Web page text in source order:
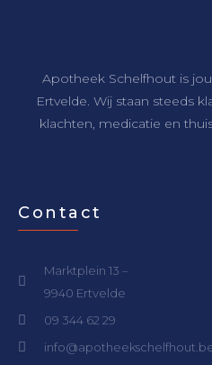
Apotheek Schelfhout is
Ertvelde. Wij staan steeds
klachten, medicatie en
Contact
Marktplein 13 –
9940 Ertvelde
09 344 62 29